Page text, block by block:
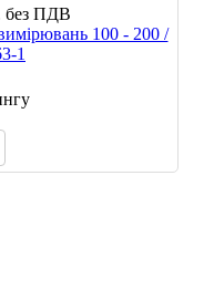
без ПДВ
100 - 200 /
1